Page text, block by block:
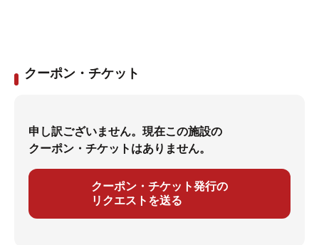
クーポン・チケット
申し訳ございません。現在この施設の
クーポン・チケットはありません。
クーポン・チケット発行の
リクエストを送る